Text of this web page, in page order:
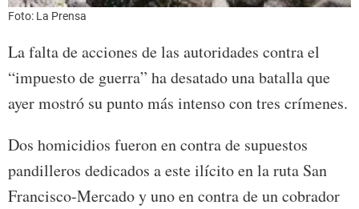
Foto: La Prensa
La falta de acciones de las autoridades contra el
“impuesto de guerra” ha desatado una batalla que
ayer mostró su punto más intenso con tres crímenes.
Dos homicidios fueron en contra de supuestos
pandilleros dedicados a este ilícito en la ruta San
Francisco-Mercado y uno en contra de un cobrador